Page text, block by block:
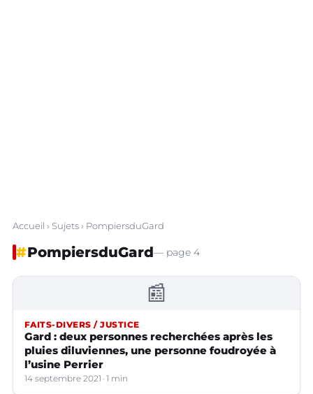
Accueil › Sujets› PompiersduGard
#PompiersduGard— page 4
📰
FAITS-DIVERS / JUSTICE
Gard : deux personnes recherchées après les
pluies diluviennes, une personne foudroyée à
l’usine Perrier
14 septembre 2021 1 min